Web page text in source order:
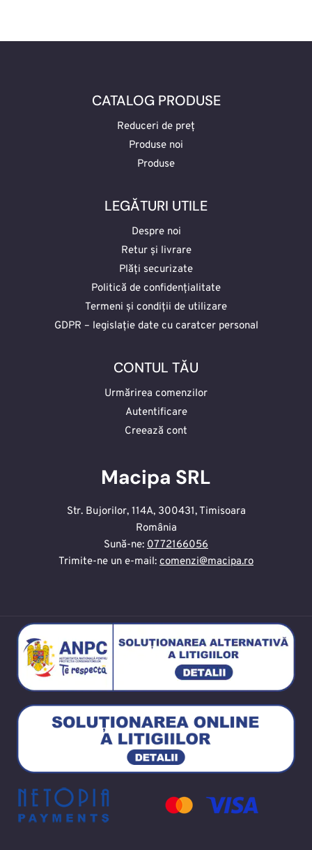
CU
PAS,
FOLOSIND
POTRIVITĂ
CATALOG PRODUSE
Reduceri de preț
Produse noi
Produse
LEGĂTURI UTILE
Despre noi
Retur și livrare
Plăți securizate
Politică de confidențialitate
Termeni și condiții de utilizare
GDPR – legislație date cu caratcer personal
CONTUL TĂU
Urmărirea comenzilor
Autentificare
Creează cont
Macipa SRL
Str. Bujorilor, 114A, 300431, Timisoara
România
Sună-ne: 0772166056
Trimite-ne un e-mail: comenzi@macipa.ro